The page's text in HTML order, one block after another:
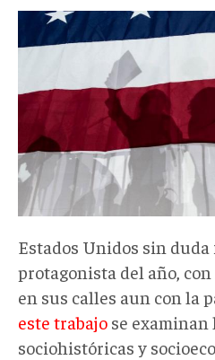
Estados Unidos sin duda
protagonista del año,
en sus calles aun con la
este trabajo se examinan
sociohistóricas y